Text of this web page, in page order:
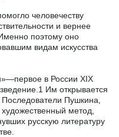
человечеству
и вернее
поэтому оно
видам искусства
в России XIX
Им открывается
Пушкина,
метод,
русскую литературу